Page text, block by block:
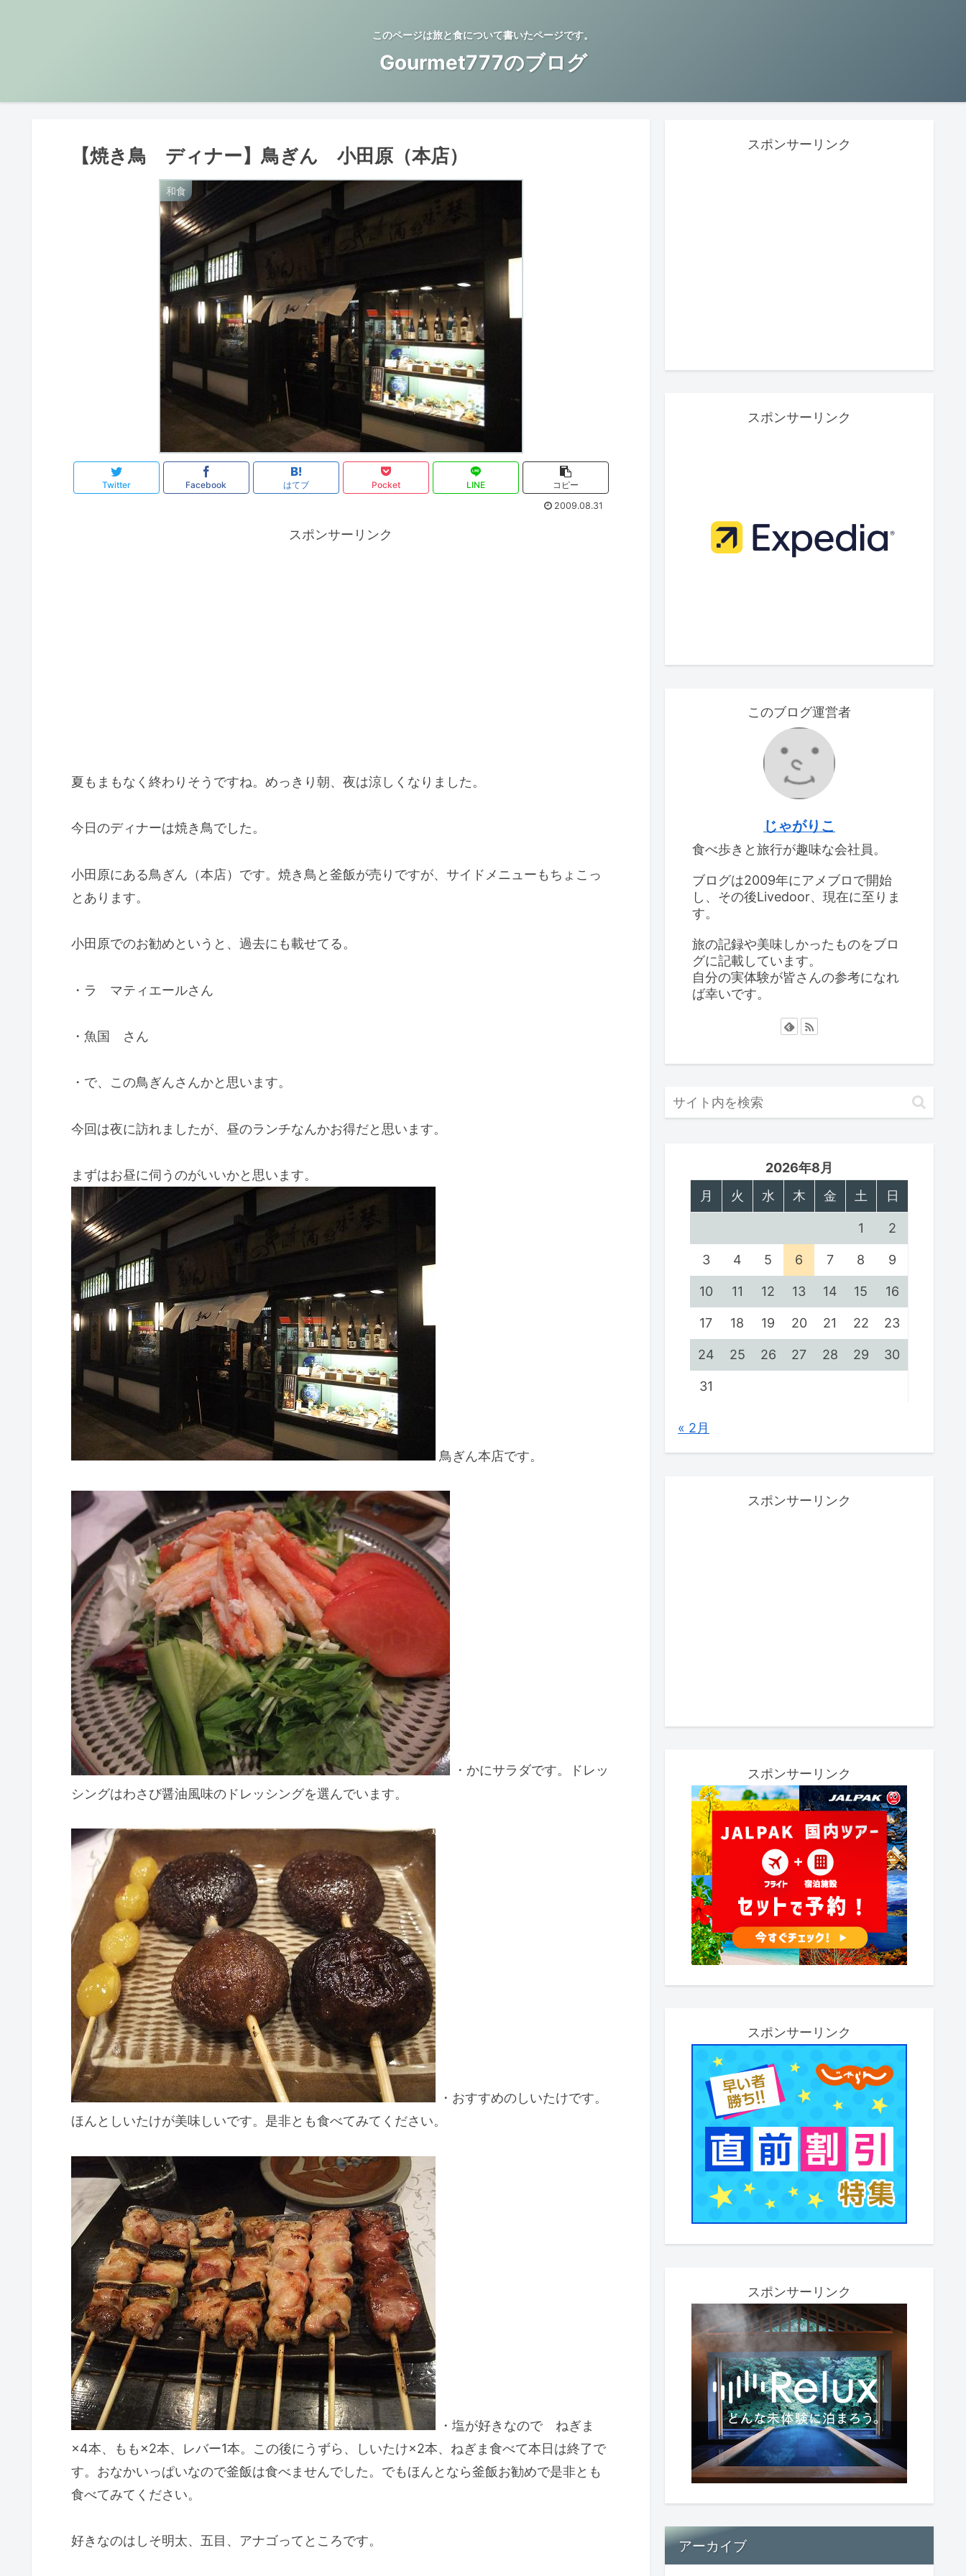
このページは旅と食について書いたページです。
Gourmet777のブログ
【焼き鳥 ディナー】鳥ぎん 小田原（本店）
和食
Twitter Facebook はてブ Pocket LINE
コピー
2009.08.31
スポンサーリンク
夏もまもなく終わりそうですね。めっきり朝、夜は涼しくなりました。
今日のディナーは焼き鳥でした。
小田原にある鳥ぎん（本店）です。焼き鳥と釜飯が売りですが、サイドメニューもちょこっ
とあります。
小田原でのお勧めというと、過去にも載せてる。
・ラ マティエールさん
・魚国 さん
・で、この鳥ぎんさんかと思います。
今回は夜に訪れましたが、昼のランチなんかお得だと思います。
まずはお昼に伺うのがいいかと思います。
鳥ぎん本店です。
・かにサラダです。ドレッ
シングはわさび醤油風味のドレッシングを選んでいます。
・おすすめのしいたけです。
ほんとしいたけが美味しいです。是非とも食べてみてください。
・塩が好きなので ねぎま
×4本、もも×2本、レバー1本。この後にうずら、しいたけ×2本、ねぎま食べて本日は終了で
す。おなかいっぱいなので釜飯は食べませんでした。でもほんとなら釜飯お勧めで是非とも
食べてみてください。
好きなのはしそ明太、五目、アナゴってところです。
スポンサーリンク
スポンサーリンク
このブログ運営者
じゃがりこ
食べ歩きと旅行が趣味な会社員。
ブログは2009年にアメブロで開始
し、その後Livedoor、現在に至りま
す。
旅の記録や美味しかったものをブロ
グに記載しています。
自分の実体験が皆さんの参考になれ
ば幸いです。
2026年8月
月
火 水 木 金 土 日
1 2
3 4 5 6 7 8 9
10 11 12 13 14 15 16
17 18 19 20 21 22 23
24 25 26 27 28 29 30
31
« 2月
スポンサーリンク
スポンサーリンク
スポンサーリンク
スポンサーリンク
アーカイブ